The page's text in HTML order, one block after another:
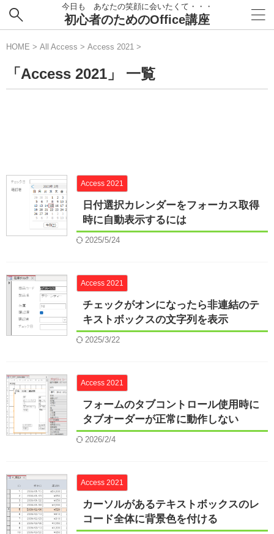
今日も あなたの笑顔に会いたくて・・・
初心者のためのOffice講座
HOME > All Access > Access 2021 >
「Access 2021」 一覧
Access 2021
日付選択カレンダーをフォーカス取得
時に自動表示するには
2025/5/24
Access 2021
チェックがオンになったら非連結のテ
キストボックスの文字列を表示
2025/3/22
Access 2021
フォームのタブコントロール使用時に
タブオーダーが正常に動作しない
2026/2/4
Access 2021
カーソルがあるテキストボックスのレ
コード全体に背景色を付ける